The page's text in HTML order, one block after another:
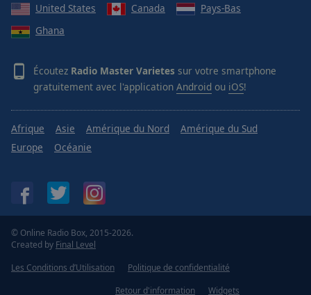
United States
Canada
Pays-Bas
Ghana
Écoutez Radio Master Varietes sur votre smartphone
gratuitement avec l'application Android ou iOS!
Afrique Asie Amérique du Nord
Amérique du Sud
Europe
Océanie
© Online Radio Box, 2015-2026.
Created by Final Level
Les Conditions d’Utilisation
Politique de confidentialité
Retour d'information
Widgets